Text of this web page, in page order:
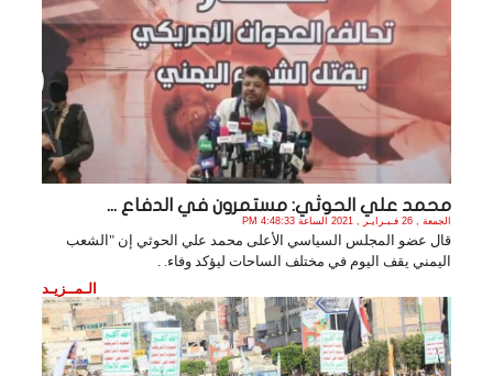
محمد علي الحوثي: مستمرون في الدفاع ...
الجمعة , 26 فـبـرايـر , 2021 الساعة 4:48:33 PM
قال عضو المجلس السياسي الأعلى محمد علي الحوثي إن "الشعب
اليمني يقف اليوم في مختلف الساحات ليؤكد وفاء. .
الـمــزيـد